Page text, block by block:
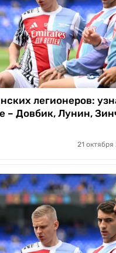
легионеров:
– Довбик, Лунин,
21